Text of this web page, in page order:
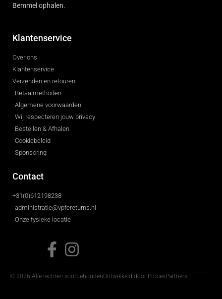
Bemmel ophalen.
Klantenservice
Over ons
Klantenservice
Verzenden en retouren
Betaalmethoden
Algemene voorwaarden
Wij respecteren jouw privacy
Bestellen & Afhalen
Cookiebeleid
Sponsoring
Contact
+31(0)612198238
administratie@vpfereturns.nl
Onze fysieke locatie
© 2026 Alle rechten voorbehoudenOntwikkeld door ProcesPartners